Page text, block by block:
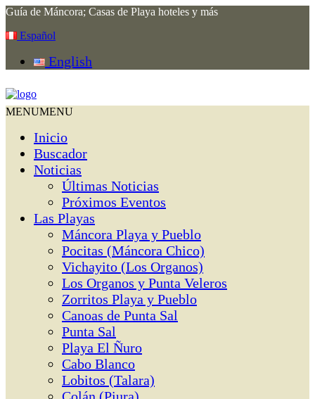
Guía de Máncora; Casas de Playa hoteles y más
Español
English
MENUMENU
Inicio
Buscador
Noticias
Últimas Noticias
Próximos Eventos
Las Playas
Máncora Playa y Pueblo
Pocitas (Máncora Chico)
Vichayito (Los Organos)
Los Organos y Punta Veleros
Zorritos Playa y Pueblo
Canoas de Punta Sal
Punta Sal
Playa El Ñuro
Cabo Blanco
Lobitos (Talara)